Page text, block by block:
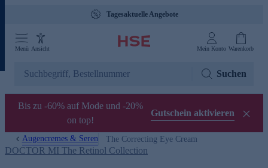
Tagesaktuelle Angebote
Menü Ansicht Mein Konto Warenkorb
Suchen
Bis zu -60% auf Mode und -20%
on top!
Gutschein aktivieren
Augencremes & Seren The Correcting Eye Cream
DOCTOR MI The Retinol Collection